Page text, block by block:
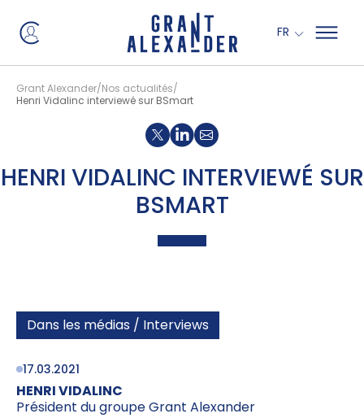
FR
Grant Alexander Nos actualités
Henri Vidalinc interviewé sur BSmart
Partager sur X
Partager sur Linkedin
HENRI VIDALINC INTERVIEWÉ SUR
BSMART
Dans les médias / Interviews
17.03.2021
HENRI VIDALINC
Président du groupe Grant Alexander